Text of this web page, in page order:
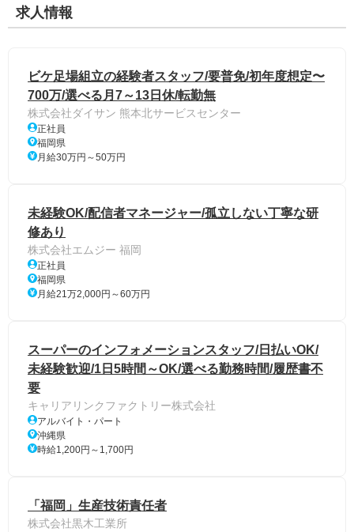
求人情報
ビケ足場組立の経験者スタッフ/要普免/初年度想定〜
700万/選べる月7～13日休/転勤無
株式会社ダイサン 熊本北サービスセンター
正社員
福岡県
月給30万円～50万円
未経験OK/配信者マネージャー/孤立しない丁寧な研
修あり
株式会社エムジー 福岡
正社員
福岡県
月給21万2,000円～60万円
スーパーのインフォメーションスタッフ/日払いOK/
未経験歓迎/1日5時間～OK/選べる勤務時間/履歴書不
要
キャリアリンクファクトリー株式会社
アルバイト・パート
沖縄県
時給1,200円～1,700円
「福岡」生産技術責任者
株式会社黒木工業所